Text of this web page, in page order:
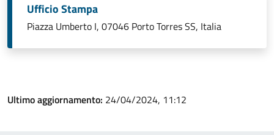
Ufficio Stampa
Piazza Umberto I, 07046 Porto Torres SS, Italia
Ultimo aggiornamento: 24/04/2024, 11:12